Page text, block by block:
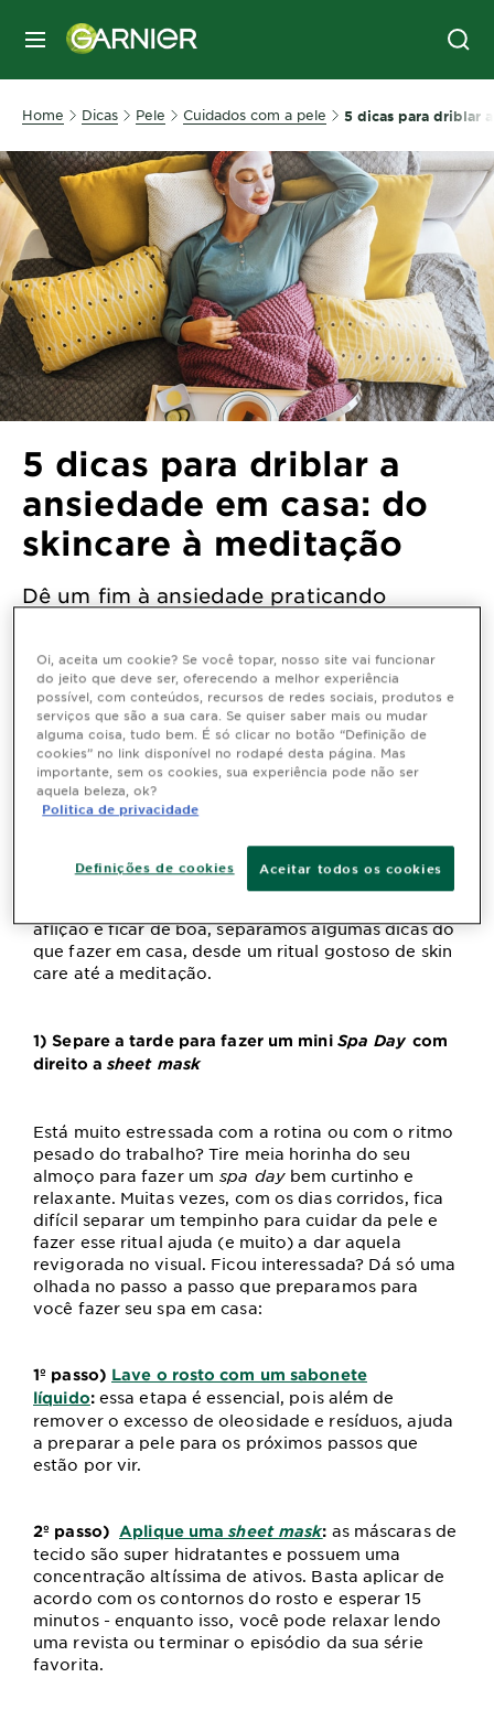
MENU
Home Dicas Pele Cuidados com a pele 5 dicas para driblar
5 dicas para driblar a
ansiedade em casa: do
skincare à meditação
Dê um fim à ansiedade praticando
Última atualização novembro 21, 2024
Ficar em casa pode ser bom, mas para quem
convive com a ansiedade, isso pode acabar se
tornando uma espécie de gatilho. Mesmo estando
home office, é importante tirar pelo menos uma
aflição e ficar de boa, separamos algumas dicas do
que fazer em casa, desde um ritual gostoso de skin
care até a meditação.
1) Separe a tarde para fazer um mini Spa Day com
direito a sheet mask
Está muito estressada com a rotina ou com o ritmo
pesado do trabalho? Tire meia horinha do seu
almoço para fazer um spa daybem curtinho e
relaxante. Muitas vezes, com os dias corridos, fica
difícil separar um tempinho para cuidar da pele e
fazer esse ritual ajuda (e muito) a dar aquela
revigorada no visual. Ficou interessada? Dá só uma
olhada no passo a passo que preparamos para
você fazer seu spa em casa:
1º passo) Lave o rosto com um sabonete
líquido: essa etapa é essencial, pois além de
remover o excesso de oleosidade e resíduos, ajuda
a preparar a pele para os próximos passos que
estão por vir.
2º passo) Aplique umasheet mask: as máscaras de
tecido são super hidratantes e possuem uma
concentração altíssima de ativos. Basta aplicar de
acordo com os contornos do rosto e esperar 15
minutos - enquanto isso, você pode relaxar lendo
uma revista ou terminar o episódio da sua série
favorita.
Oi, aceita um cookie? Se você topar, nosso site vai funcionar
do jeito que deve ser, oferecendo a melhor experiência
possível, com conteúdos, recursos de redes sociais, produtos e
serviços que são a sua cara. Se quiser saber mais ou mudar
alguma coisa, tudo bem. É só clicar no botão “Definição de
cookies” no link disponível no rodapé desta página. Mas
importante, sem os cookies, sua experiência pode não ser
aquela beleza, ok?
Politica de privacidade
Definições de cookies Aceitar todos os cookies